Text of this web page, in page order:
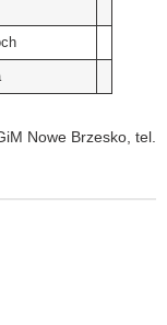
Nowe Brzesko, tel.